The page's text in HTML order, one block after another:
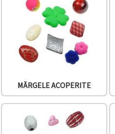
MĂRGELE ACOPERITE